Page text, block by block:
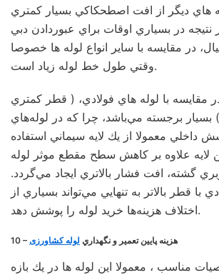
هاي ديگر از افت اصطحكاكي بسيار كمتري
نتيجه در بسياري اوقات براي عبوردادن دبي
در مقايسه با ساير انواع لوله ها خصوصا
وقتي طول خط لوله زياد است.
مقايسه با لوله هاي فولادي، ( قطر كمتري
بسيار برجسته مي‌باشد، چرا كه در لوله‌هاي
داخلي معمولا از يك لايه سيماني استفاده
لايه علاوه بر كاهش سطح مقطع موثر لوله
گشته، افت فشار بالاتري ايجاد مي‌گردد.
با قطر بالاتر به تنهايي مي‌تواند بسياري از
اختلاف هزينه‌ها خريد لوله را پوشش دهد.
10 – هزينه پايين تعمير و نگهداري لوله کشاورزی
مناسب ، معمولا اين لوله ها در يك بازه